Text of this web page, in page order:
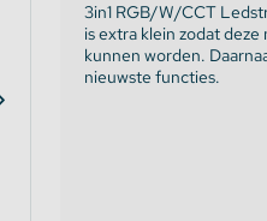
/ Gipsplaten Profiel
3in1 RGB/W/CCT
is extra klein zodat
kunnen worden.
nieuwste functies.